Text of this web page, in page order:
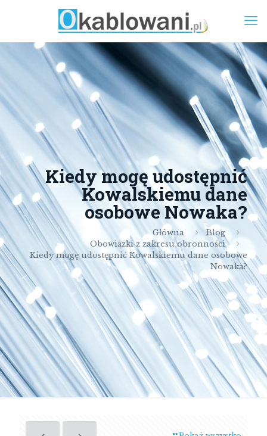
Kiedy mogę udostępnić
Kowalskiemu dane
osobowe Nowaka?
Główna
Blog
Obowiązki z zakresu obronności
Kiedy mogę udostępnić Kowalskiemu dane osobowe
Nowaka?